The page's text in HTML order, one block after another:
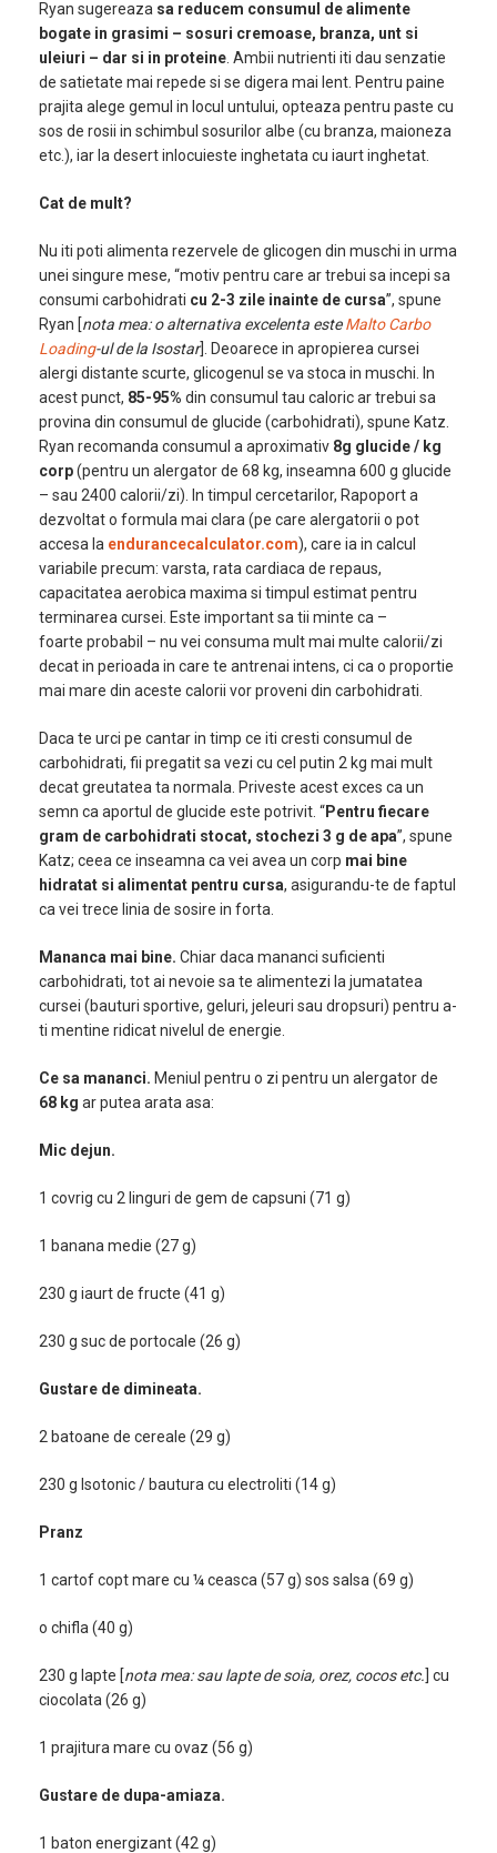
Ryan sugereaza sa reducem consumul de alimente
bogate in grasimi – sosuri cremoase, branza, unt si
uleiuri – dar si in proteine . Ambii nutrienti iti dau senzatie
de satietate mai repede si se digera mai lent. Pentru paine
prajita alege gemul in locul untului, opteaza pentru paste cu
sos de rosii in schimbul sosurilor albe (cu branza, maioneza
etc.), iar la desert inlocuieste inghetata cu iaurt inghetat.
Cat de mult?
Nu iti poti alimenta rezervele de glicogen din muschi in urma
unei singure mese, “motiv pentru care ar trebui sa incepi sa
consumi carbohidrati cu 2-3 zile inainte de cursa”, spune
Ryan [nota mea: o alternativa excelenta esteMalto Carbo
Loading-ul de la Isostar]. Deoarece in apropierea cursei
alergi distante scurte, glicogenul se va stoca in muschi. In
acest punct, 85-95% din consumul tau caloric ar trebui sa
provina din consumul de glucide (carbohidrati), spune Katz.
Ryan recomanda consumul a aproximativ 8g glucide / kg
corp(pentru un alergator de 68 kg, inseamna 600 g glucide
– sau 2400 calorii/zi). In timpul cercetarilor, Rapoport a
dezvoltat o formula mai clara (pe care alergatorii o pot
accesa la endurancecalculator.com), care ia in calcul
variabile precum: varsta, rata cardiaca de repaus,
capacitatea aerobica maxima si timpul estimat pentru
terminarea cursei. Este important sa tii minte ca –
foarte probabil – nu vei consuma mult mai multe calorii/zi
decat in perioada in care te antrenai intens, ci ca o proportie
mai mare din aceste calorii vor proveni din carbohidrati.
Daca te urci pe cantar in timp ce iti cresti consumul de
carbohidrati, fii pregatit sa vezi cu cel putin 2 kg mai mult
decat greutatea ta normala. Priveste acest exces ca un
semn ca aportul de glucide este potrivit. “Pentru fiecare
gram de carbohidrati stocat, stochezi 3 g de apa”, spune
Katz; ceea ce inseamna ca vei avea un corp mai bine
hidratat si alimentat pentru cursa, asigurandu-te de faptul
ca vei trece linia de sosire in forta.
Mananca mai bine. Chiar daca mananci suficienti
carbohidrati, tot ai nevoie sa te alimentezi la jumatatea
cursei (bauturi sportive, geluri, jeleuri sau dropsuri) pentru a-
ti mentine ridicat nivelul de energie.
Ce sa mananci. Meniul pentru o zi pentru un alergator de
68 kg ar putea arata asa:
Mic dejun.
1 covrig cu 2 linguri de gem de capsuni (71 g)
1 banana medie (27 g)
230 g iaurt de fructe (41 g)
230 g suc de portocale (26 g)
Gustare de dimineata.
2 batoane de cereale (29 g)
230 g Isotonic / bautura cu electroliti (14 g)
Pranz
1 cartof copt mare cu ¼ ceasca (57 g) sos salsa (69 g)
o chifla (40 g)
230 g lapte [nota mea: sau lapte de soia, orez, cocos etc. ] cu
ciocolata (26 g)
1 prajitura mare cu ovaz (56 g)
Gustare de dupa-amiaza.
1 baton energizant (42 g)